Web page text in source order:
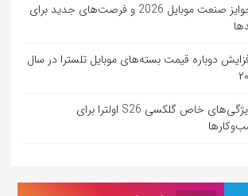
جوایز صنعت موبایل 2026 و فرصت‌های جدید برای
دوباره قیمت بسته‌های موبایل تلسترا در سال
ویژگی‌های خاص گلکسی S26 اولترا برای